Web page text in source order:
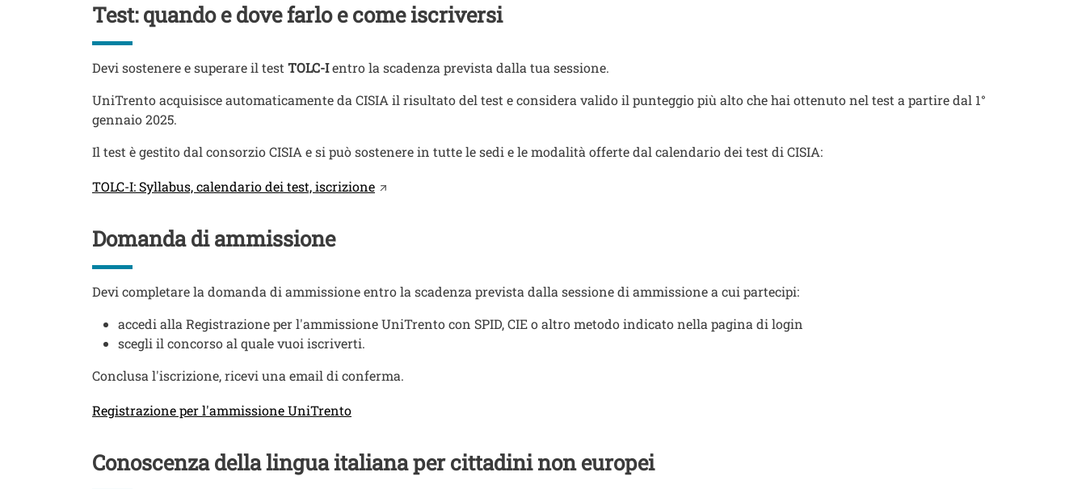
Titolo
Test: quando e dove farlo e come iscriversi
Testo
Devi sostenere e superare il testTOLC-Ientro la scadenza prevista dalla tua sessione.
UniTrento acquisisce automaticamente da CISIA il risultato del test e considera valido il punteggio più alto che hai ottenuto nel test a partire dal 1°
gennaio 2025.
Il test è gestito dal consorzio CISIA e si può sostenere in tutte le sedi e le modalità offerte dal calendario dei test di CISIA:
Link
TOLC-I: Syllabus, calendario dei test, iscrizione
Titolo
Domanda di ammissione
Testo
Devi completare la domanda di ammissione entro la scadenza prevista dalla sessione di ammissione a cui partecipi:
accedi alla Registrazione per l'ammissione UniTrento con SPID, CIE o altro metodo indicato nella pagina di login
scegli il concorso al quale vuoi iscriverti.
Conclusa l'iscrizione, ricevi una email di conferma.
Link
Registrazione per l'ammissione UniTrento
Titolo
Conoscenza della lingua italiana per cittadini non europei